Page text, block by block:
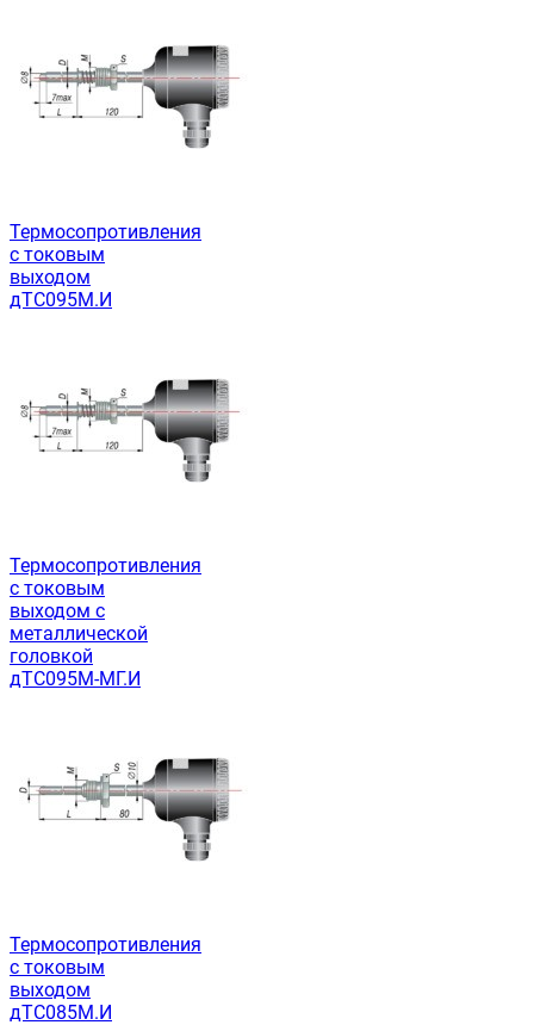
Термосопротивления
с токовым
выходом
дТС095М.И
Термосопротивления
с токовым
выходом с
металлической
головкой
дТС095М-МГ.И
Термосопротивления
с токовым
выходом
дТС085М.И